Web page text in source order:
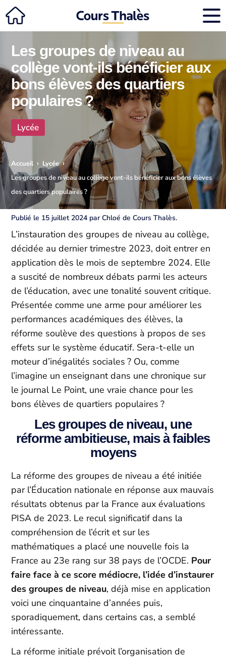
Les groupes de niveau au
collège vont-ils bénéficier aux
bons élèves des quartiers
populaires ?
Lycée
Accueil › Lycée ›
Les groupes de niveau au collège vont-ils bénéficier aux bons élèves
des quartiers populaires ?
Publié le 15 juillet 2024 par Chloé de Cours Thalès.
L’instauration des groupes de niveau au collège,
décidée au dernier trimestre 2023, doit entrer en
application dès le mois de septembre 2024. Elle
a suscité de nombreux débats parmi les acteurs
de l’éducation, avec une tonalité souvent critique.
Présentée comme une arme pour améliorer les
performances académiques des élèves, la
réforme soulève des questions à propos de ses
effets sur le système éducatif. Sera-t-elle un
moteur d’inégalités sociales ? Ou, comme
l’imagine un enseignant dans une chronique sur
le journal Le Point, une vraie chance pour les
bons élèves de quartiers populaires ?
Les groupes de niveau, une
réforme ambitieuse, mais à faibles
moyens
La réforme des groupes de niveau a été initiée
par l’Éducation nationale en réponse aux mauvais
résultats obtenus par la France aux évaluations
PISA de 2023. Le recul significatif dans la
compréhension de l’écrit et sur les
mathématiques a placé une nouvelle fois la
France au 23e rang sur 38 pays de l’OCDE. Pour
faire face à ce score médiocre, l’idée d’instaurer
des groupes de niveau, déjà mise en application
voici une cinquantaine d’années puis,
sporadiquement, dans certains cas, a semblé
intéressante.
La réforme initiale prévoit l’organisation de